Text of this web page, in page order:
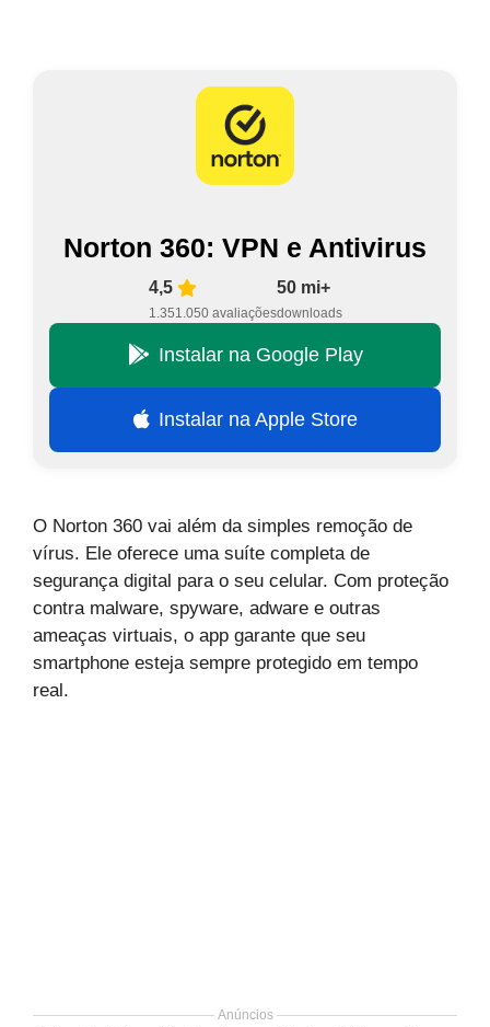
Norton 360: VPN e Antivirus
4,5
1.351.050 avaliações
50 mi+
downloads
Instalar na Google Play
Instalar na Apple Store
O Norton 360 vai além da simples remoção de
vírus. Ele oferece uma suíte completa de
segurança digital para o seu celular. Com proteção
contra malware, spyware, adware e outras
ameaças virtuais, o app garante que seu
smartphone esteja sempre protegido em tempo
real.
Anúncios